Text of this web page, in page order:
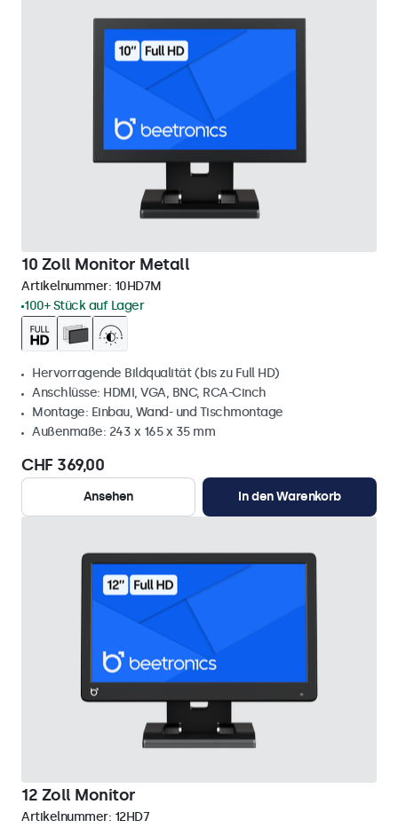
10 Zoll Monitor Metall
Artikelnummer: 10HD7M
100+ Stück auf Lager
Hervorragende Bildqualität (bis zu Full HD)
Anschlüsse: HDMI, VGA, BNC, RCA-Cinch
Montage: Einbau, Wand- und Tischmontage
Außenmaße: 243 x 165 x 35 mm
CHF 369,00
Ansehen In den Warenkorb
12 Zoll Monitor
Artikelnummer: 12HD7